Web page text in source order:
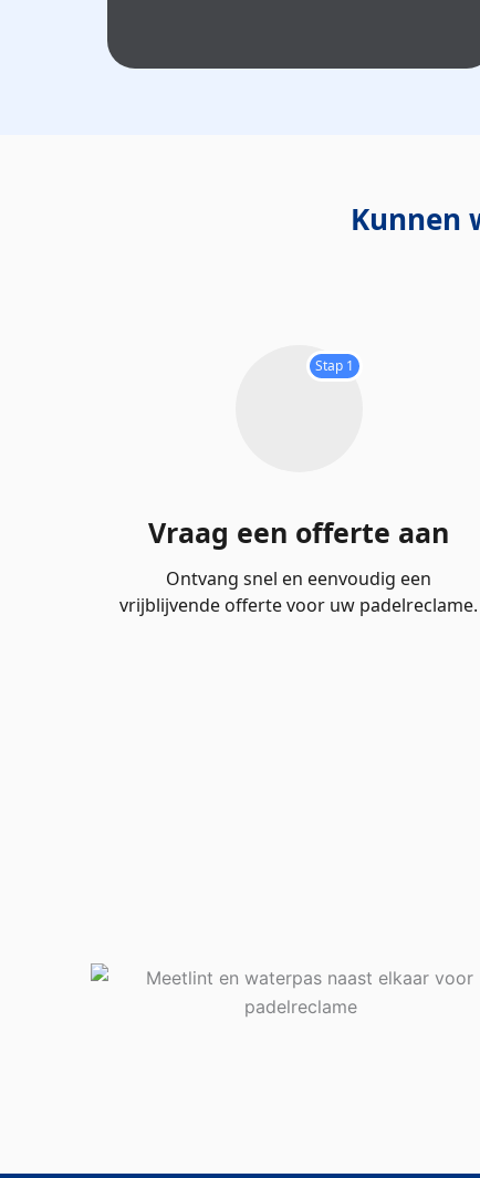
Kunnen
Stap 1
Vraag een offerte aan
Ontvang snel en eenvoudig een
vrijblijvende offerte voor uw padelreclame.